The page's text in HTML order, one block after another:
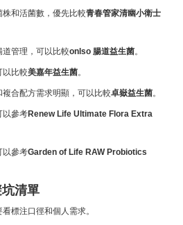
和活菌數，優先比較青春管家清幽小衛士
管理，可以比較onlso 腸道益生菌。
以比較美嘉年益生菌。
合配方需求明顯，可以比較卓嶽益生菌。
以參考Renew Life Ultimate Flora Extra
以參考Garden of Life RAW Probiotics
清單
標注口徑和個人需求。